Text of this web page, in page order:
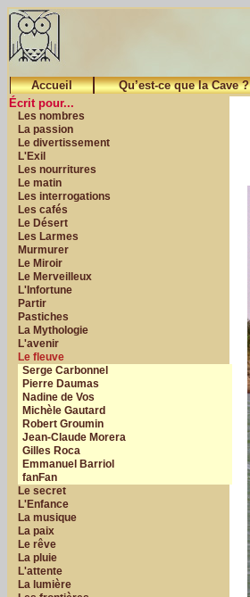
Accueil Qu’est-ce que la Cave ?
Écrit pour...
Les nombres
La passion
Le divertissement
L'Exil
Les nourritures
Le matin
Les interrogations
Les cafés
Le Désert
Les Larmes
Murmurer
Le Miroir
Le Merveilleux
L'Infortune
Partir
Pastiches
La Mythologie
L'avenir
Le fleuve
Serge Carbonnel
Pierre Daumas
Nadine de Vos
Michèle Gautard
Robert Groumin
Jean-Claude Morera
Gilles Roca
Emmanuel Barriol
fanFan
Le secret
L'Enfance
La musique
La paix
Le rêve
La pluie
L'attente
La lumière